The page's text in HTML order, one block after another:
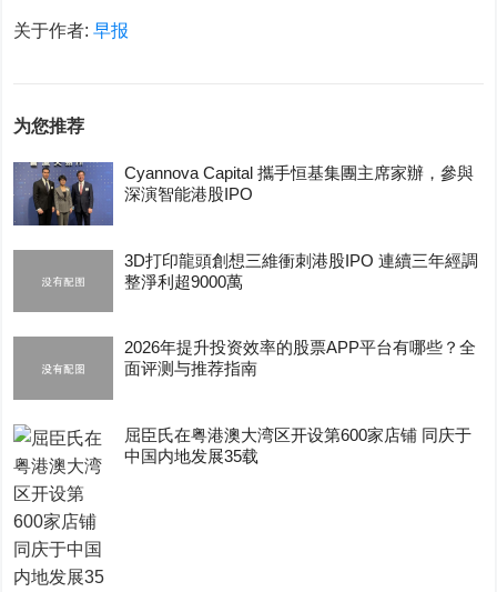
关于作者:早报
为您推荐
Cyannova Capital 攜手恒基集團主席家辦，參與
深演智能港股IPO
3D打印龍頭創想三維衝刺港股IPO 連續三年經調
整淨利超9000萬
2026年提升投资效率的股票APP平台有哪些？全
面评测与推荐指南
屈臣氏在粤港澳大湾区开设第600家店铺 同庆于
中国内地发展35载